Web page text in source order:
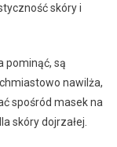
skóry i
pominąć, są
nawilża,
spośród masek na
skóry dojrzałej.